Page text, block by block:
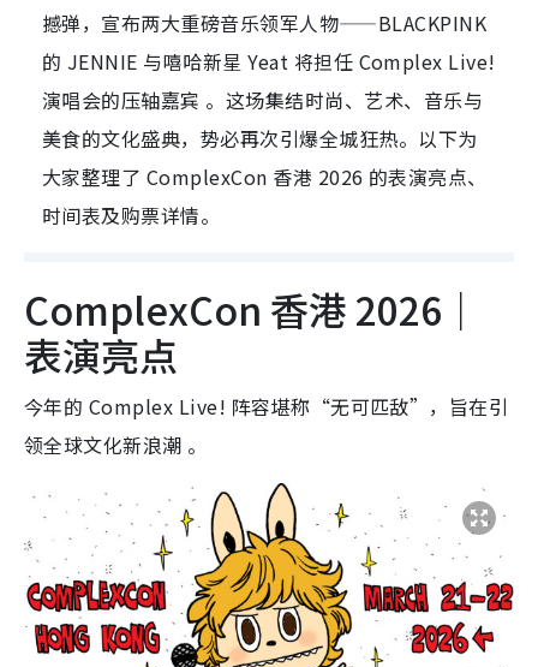
撼弹，宣布两大重磅音乐领军人物——BLACKPINK
的 JENNIE 与嘻哈新星 Yeat 将担任 Complex Live!
演唱会的压轴嘉宾 。这场集结时尚、艺术、音乐与
美食的文化盛典，势必再次引爆全城狂热。以下为
大家整理了 ComplexCon 香港 2026 的表演亮点、
时间表及购票详情。
ComplexCon 香港 2026｜
表演亮点
今年的 Complex Live! 阵容堪称“无可匹敌”，旨在引
领全球文化新浪潮 。